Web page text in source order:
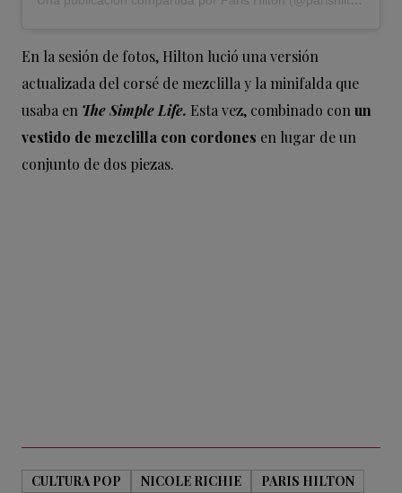
En la sesión de fotos, Hilton lució una versión
actualizada del corsé de mezclilla y la minifalda que
usaba en The Simple Life. Esta vez, combinado conun
vestido de mezclilla con cordones en lugar de un
conjunto de dos piezas.
CULTURA POP NICOLE RICHIE
PARIS HILTON